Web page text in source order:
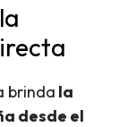
brinda la
desde el